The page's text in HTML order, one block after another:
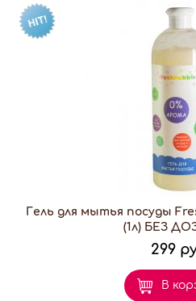
Гель для мытья посуды
(1л) БЕЗ
299
В